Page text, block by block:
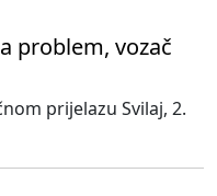
problem, vozač
prijelazu Svilaj, 2.